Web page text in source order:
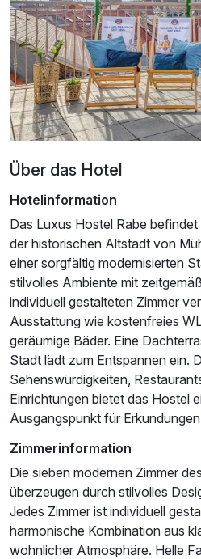
Über das Hotel
Hotelinformation
Das Luxus Hostel Rabe
der historischen Altstadt von
einer sorgfältig modernisierten
stilvolles Ambiente mit
individuell gestalteten Zimmer
Ausstattung wie kostenfreies
geräumige Bäder. Eine
Stadt lädt zum Entspannen ein.
Sehenswürdigkeiten,
Einrichtungen bietet das Hostel
Ausgangspunkt für
Zimmerinformation
Die sieben modernen Zimmer
überzeugen durch stilvolles
Jedes Zimmer ist individuell
harmonische Kombination aus
wohnlicher Atmosphäre. Helle